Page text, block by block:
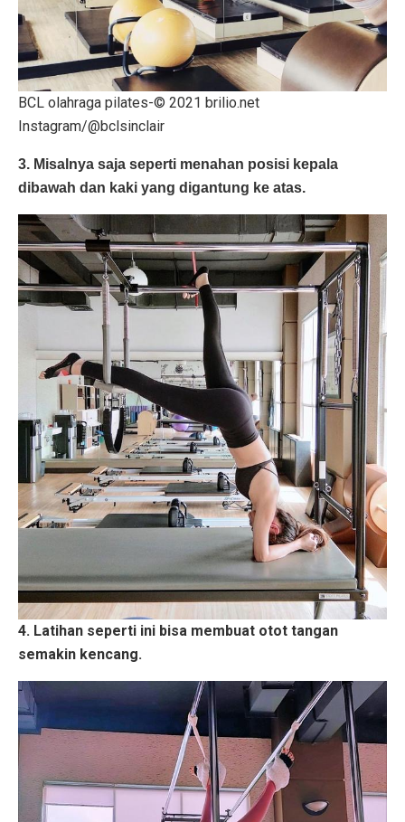
BCL olahraga pilates-© 2021 brilio.net
Instagram/@bclsinclair
3. Misalnya saja seperti menahan posisi kepala
dibawah dan kaki yang digantung ke atas.
4. Latihan seperti ini bisa membuat otot tangan
semakin kencang.